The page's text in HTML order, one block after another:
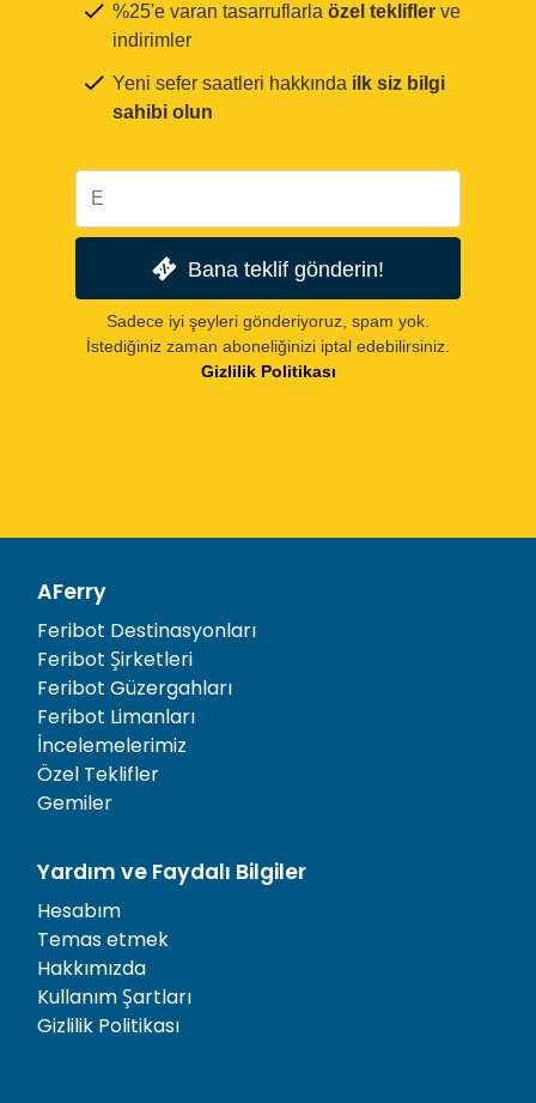
%25'e varan tasarruflarla özel teklifler ve
indirimler
Yeni sefer saatleri hakkında ilk siz bilgi
sahibi olun
Bana teklif gönderin!
Sadece iyi şeyleri gönderiyoruz, spam yok.
İstediğiniz zaman aboneliğinizi iptal edebilirsiniz.
Gizlilik Politikası
AFerry
Feribot Destinasyonları
Feribot Şirketleri
Feribot Güzergahları
Feribot Limanları
İncelemelerimiz
Özel Teklifler
Gemiler
Yardım ve Faydalı Bilgiler
Hesabım
Temas etmek
Hakkımızda
Kullanım Şartları
Gizlilik Politikası